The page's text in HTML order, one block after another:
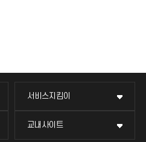
서비스지킴이
교내사이트